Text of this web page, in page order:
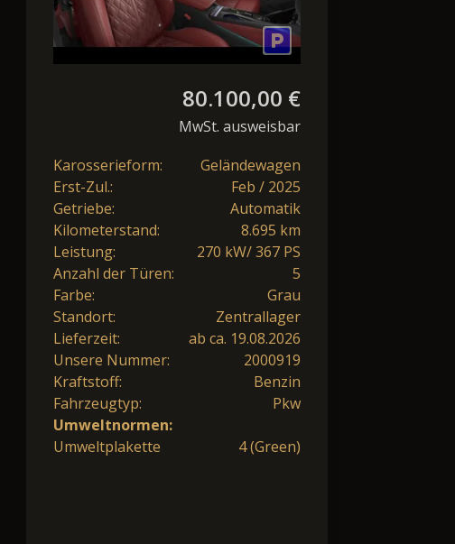
80.100,00 €
MwSt. ausweisbar
Karosserieform:
Geländewagen
Erst-Zul.:
Feb / 2025
Getriebe:
Automatik
Kilometerstand:
8.695 km
Leistung:
270 kW/ 367 PS
Anzahl der Türen:
5
Farbe:
Grau
Standort:
Zentrallager
Lieferzeit:
ab ca. 19.08.2026
Unsere Nummer:
2000919
Kraftstoff:
Benzin
Fahrzeugtyp:
Pkw
Umweltnormen:
Umweltplakette
4 (Green)